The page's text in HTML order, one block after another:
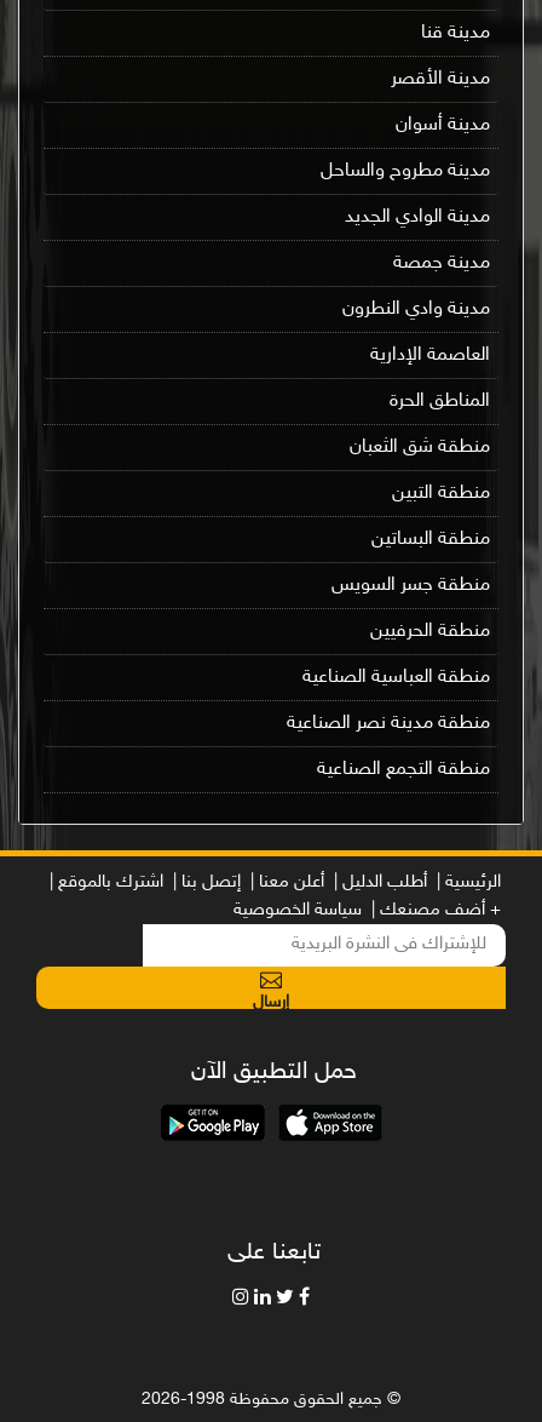
مدينة قنا
مدينة الأقصر
مدينة أسوان
مدينة مطروح والساحل
مدينة الوادي الجديد
مدينة جمصة
مدينة وادي النطرون
العاصمة الإدارية
المناطق الحرة
منطقة شق الثعبان
منطقة التبين
منطقة البساتين
منطقة جسر السويس
منطقة الحرفيين
منطقة العباسية الصناعية
منطقة مدينة نصر الصناعية
منطقة التجمع الصناعية
الرئيسية | أطلب الدليل | أعلن معنا | إتصل بنا |
اشترك بالموقع |
+ أضف مصنعك |
سياسة الخصوصية
إرسال
حمل التطبيق الآن
تابعنا على
© جميع الحقوق محفوظة 1998-2026